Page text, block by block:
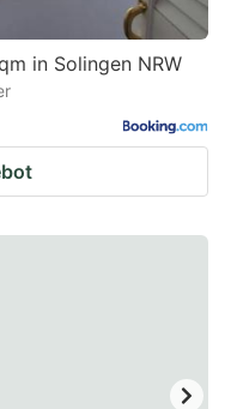
in Solingen NRW